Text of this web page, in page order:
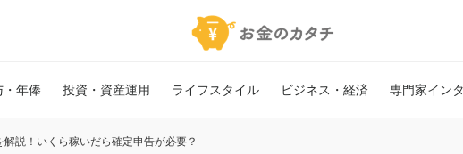
・年俸 投資・資産運用 ライフスタイル ビジネス・経済 専門家イン
説！いくら稼いだら確定申告が必要？